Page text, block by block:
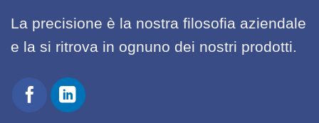
La precisione è la nostra filosofia aziendale
e la si ritrova in ognuno dei nostri prodotti.